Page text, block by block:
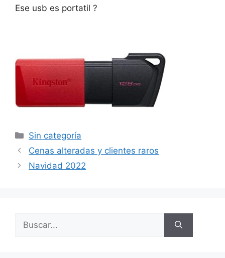
Ese usb es portatil ?
Categorías
Sin categoría
Cenas alteradas y clientes raros
Navidad 2022